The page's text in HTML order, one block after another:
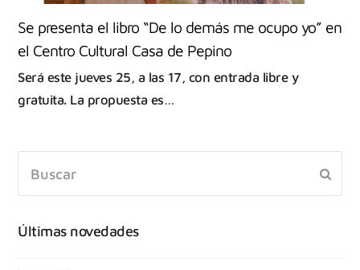
Se presenta el libro “De lo demás me ocupo yo” en
el Centro Cultural Casa de Pepino
Será este jueves 25, a las 17, con entrada libre y
gratuita. La propuesta es…
Últimas novedades